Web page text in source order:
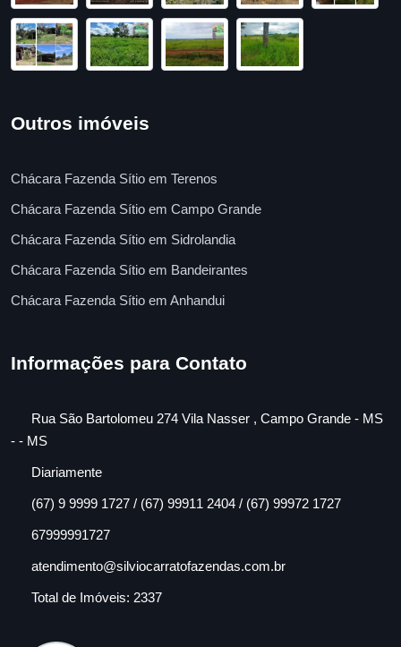
Outros imóveis
Chácara Fazenda Sítio em Terenos
Chácara Fazenda Sítio em Campo Grande
Chácara Fazenda Sítio em Sidrolandia
Chácara Fazenda Sítio em Bandeirantes
Chácara Fazenda Sítio em Anhandui
Informações para Contato
Rua São Bartolomeu 274 Vila Nasser , Campo Grande - MS
- - MS
Diariamente
(67) 9 9999 1727 / (67) 99911 2404 / (67) 99972 1727
67999991727
atendimento@silviocarratofazendas.com.br
Total de Imóveis: 2337